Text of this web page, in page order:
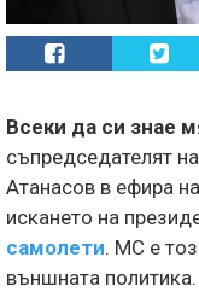
Всеки да си знае
съпредседателят
Атанасов в ефира
искането на
самолети. МС е
външната